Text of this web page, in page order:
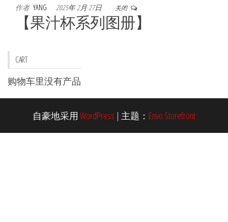
作者 YANG 2025年 2月 27日 关闭
【果汁杯系列图册】
CART
购物车里没有产品
自豪地采用 WordPress | 主题： Envo Storefront